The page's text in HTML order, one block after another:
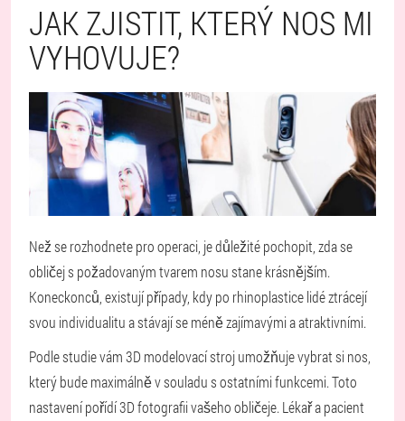
JAK ZJISTIT, KTERÝ NOS MI
VYHOVUJE?
Než se rozhodnete pro operaci, je důležité pochopit, zda se
obličej s požadovaným tvarem nosu stane krásnějším.
Koneckonců, existují případy, kdy po rhinoplastice lidé ztrácejí
svou individualitu a stávají se méně zajímavými a atraktivními.
Podle studie vám 3D modelovací stroj umožňuje vybrat si nos,
který bude maximálně v souladu s ostatními funkcemi. Toto
nastavení pořídí 3D fotografii vašeho obličeje. Lékař a pacient